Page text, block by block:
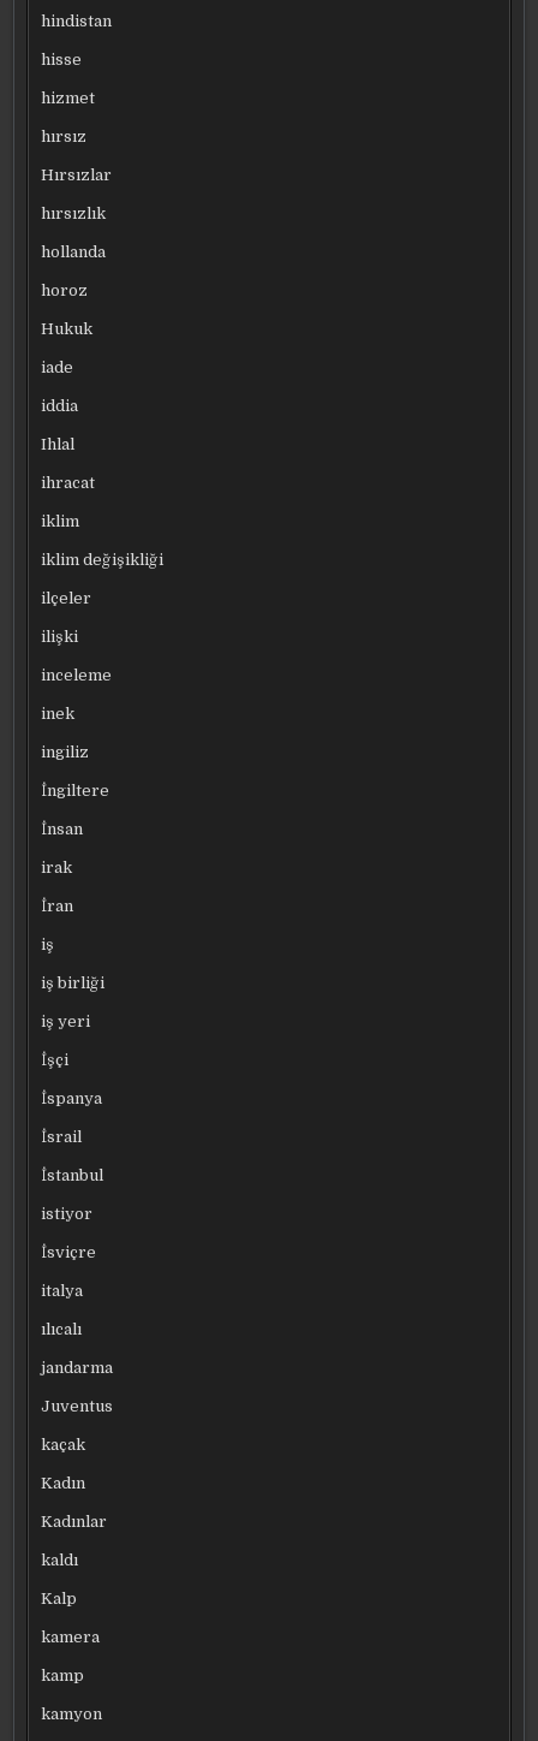
hindistan
hisse
hizmet
hırsız
Hırsızlar
hırsızlık
hollanda
horoz
Hukuk
iade
iddia
Ihlal
ihracat
iklim
iklim değişikliği
ilçeler
ilişki
inceleme
inek
ingiliz
İngiltere
İnsan
irak
İran
iş
iş birliği
iş yeri
İşçi
İspanya
İsrail
İstanbul
istiyor
İsviçre
italya
ılıcalı
jandarma
Juventus
kaçak
Kadın
Kadınlar
kaldı
Kalp
kamera
kamp
kamyon